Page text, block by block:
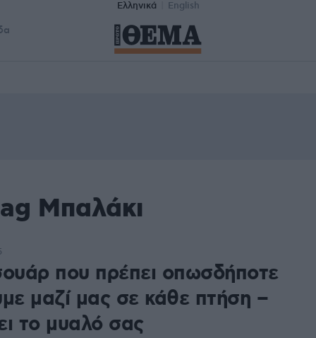
Ελληνικά English
Μπαλάκι
που πρέπει οπωσδήποτε
μαζί μας σε κάθε πτήση –
το μυαλό σας